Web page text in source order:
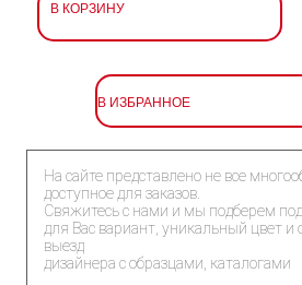
В КОРЗИНУ
В ИЗБРАННОЕ
На сайте представлено не все
доступное для заказов.
Свяжитесь с нами и мы подберем
для Вас вариант, уникальный цвет и
выезд
дизайнера с образцами, каталогами